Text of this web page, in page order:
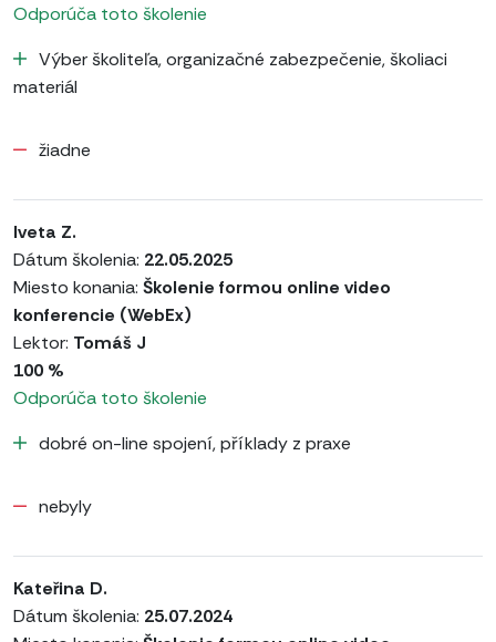
Odporúča toto školenie
Výber školiteľa, organizačné zabezpečenie, školiaci
materiál
žiadne
Iveta Z.
Dátum školenia: 22.05.2025
Miesto konania: Školenie formou online video
konferencie (WebEx)
Lektor: Tomáš J
100 %
Odporúča toto školenie
dobré on-line spojení, příklady z praxe
nebyly
Kateřina D.
Dátum školenia: 25.07.2024